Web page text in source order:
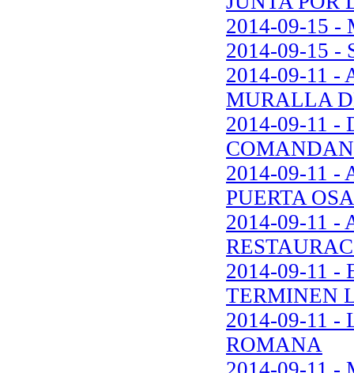
2014-09-15 -
2014-09-15 -
2014-09-11 -
MURALLA
2014-09-11 -
2014-09-11
PUERTA
2014-09-11 -
2014-09-11 -
TERMINEN
2014-09-11 -
ROMANA